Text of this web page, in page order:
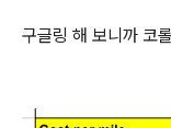
구글링 해 보니까 코